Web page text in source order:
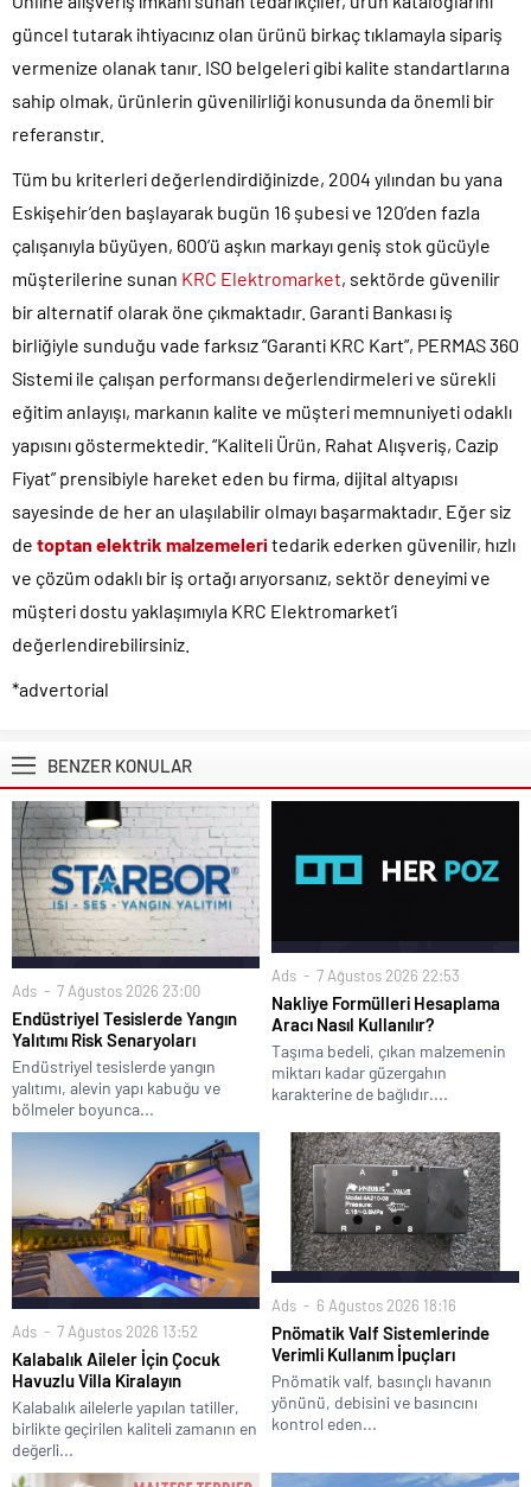
güncel tutarak ihtiyacınız olan ürünü birkaç tıklamayla sipariş
vermenize olanak tanır. ISO belgeleri gibi kalite standartlarına
sahip olmak, ürünlerin güvenilirliği konusunda da önemli bir
referanstır.
Tüm bu kriterleri değerlendirdiğinizde, 2004 yılından bu yana
Eskişehir’den başlayarak bugün 16 şubesi ve 120’den fazla
çalışanıyla büyüyen, 600’ü aşkın markayı geniş stok gücüyle
müşterilerine sunan KRC Elektromarket, sektörde güvenilir
bir alternatif olarak öne çıkmaktadır. Garanti Bankası iş
birliğiyle sunduğu vade farksız “Garanti KRC Kart”, PERMAS 360
Sistemi ile çalışan performansı değerlendirmeleri ve sürekli
eğitim anlayışı, markanın kalite ve müşteri memnuniyeti odaklı
yapısını göstermektedir. “Kaliteli Ürün, Rahat Alışveriş, Cazip
Fiyat” prensibiyle hareket eden bu firma, dijital altyapısı
sayesinde de her an ulaşılabilir olmayı başarmaktadır. Eğer siz
de toptan elektrik malzemeleri tedarik ederken güvenilir, hızlı
ve çözüm odaklı bir iş ortağı arıyorsanız, sektör deneyimi ve
müşteri dostu yaklaşımıyla KRC Elektromarket’i
değerlendirebilirsiniz.
*advertorial
BENZER KONULAR
Ads 7 Ağustos 2026 23:00
Endüstriyel Tesislerde Yangın
Yalıtımı Risk Senaryoları
Endüstriyel tesislerde yangın
yalıtımı, alevin yapı kabuğu ve
bölmeler boyunca...
Ads 7 Ağustos 2026 22:53
Nakliye Formülleri Hesaplama
Aracı Nasıl Kullanılır?
Taşıma bedeli, çıkan malzemenin
miktarı kadar güzergahın
karakterine de bağlıdır....
Ads 7 Ağustos 2026 13:52
Kalabalık Aileler İçin Çocuk
Havuzlu Villa Kiralayın
Kalabalık ailelerle yapılan tatiller,
birlikte geçirilen kaliteli zamanın en
değerli...
Ads 6 Ağustos 2026 18:16
Pnömatik Valf Sistemlerinde
Verimli Kullanım İpuçları
Pnömatik valf, basınçlı havanın
yönünü, debisini ve basıncını
kontrol eden...